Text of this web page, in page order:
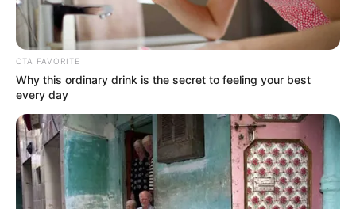
Meilleur pronostic Quinté du Jour
Equidia-Live : 4 – 12 – 2 – 8 – 9 – 5 – 13 – 14
100% Quinté le Direct Course de
CanalTurf
Analyse et Pronostic détaillés du Tiercé Quarté
Quinté par Stéphane Davy de CanalTurf.
CTA FAVORITE
Why this ordinary drink is the secret to feeling your best
every day